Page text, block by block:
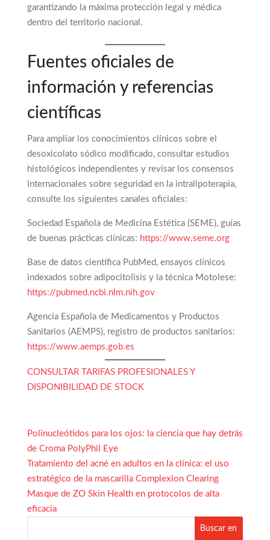
garantizando la máxima protección legal y médica
dentro del territorio nacional.
Fuentes oficiales de
información y referencias
científicas
Para ampliar los conocimientos clínicos sobre el
desoxicolato sódico modificado, consultar estudios
histológicos independientes y revisar los consensos
internacionales sobre seguridad en la intralipoterapia,
consulte los siguientes canales oficiales:
Sociedad Española de Medicina Estética (SEME), guías
de buenas prácticas clínicas: https://www.seme.org
Base de datos científica PubMed, ensayos clínicos
indexados sobre adipocitolisis y la técnica Motolese:
https://pubmed.ncbi.nlm.nih.gov
Agencia Española de Medicamentos y Productos
Sanitarios (AEMPS), registro de productos sanitarios:
https://www.aemps.gob.es
CONSULTAR TARIFAS PROFESIONALES Y
DISPONIBILIDAD DE STOCK
Polinucleótidos para los ojos: la ciencia que hay detrás
de Croma PolyPhil Eye
Tratamiento del acné en adultos en la clínica: el uso
estratégico de la mascarilla Complexion Clearing
Masque de ZO Skin Health en protocolos de alta
eficacia